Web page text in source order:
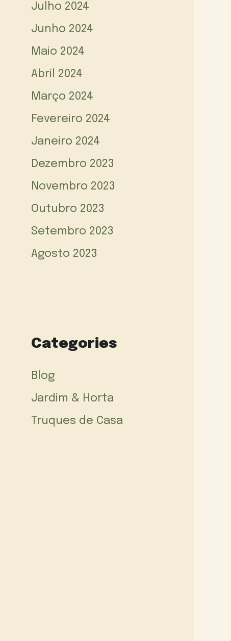
Julho 2024
Junho 2024
Maio 2024
Abril 2024
Março 2024
Fevereiro 2024
Janeiro 2024
Dezembro 2023
Novembro 2023
Outubro 2023
Setembro 2023
Agosto 2023
Categories
Blog
Jardim & Horta
Truques de Casa